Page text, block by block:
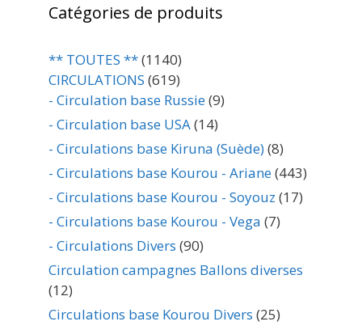
Catégories de produits
** TOUTES **(1140)
CIRCULATIONS (619)
- Circulation base Russie(9)
- Circulation base USA(14)
- Circulations base Kiruna (Suède)(8)
- Circulations base Kourou - Ariane(443)
- Circulations base Kourou - Soyouz (17)
- Circulations base Kourou - Vega (7)
- Circulations Divers (90)
Circulation campagnes Ballons diverses
(12)
Circulations base Kourou Divers (25)